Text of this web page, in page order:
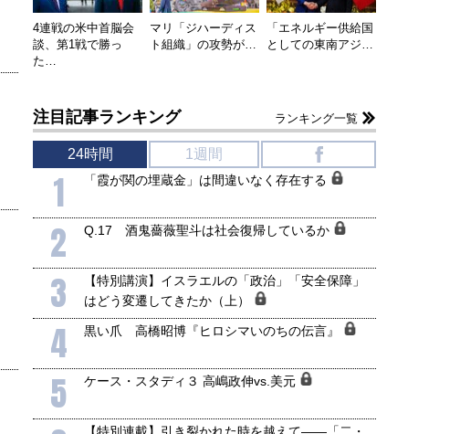
4連戦の米中首脳会
談、第1戦で勝っ
た…
マリ「ジハーディス
ト組織」の攻勢が…
「エネルギー供給国
としての東南アジ…
注目記事ランキング ランキング一覧
24時間 1週間
1 「霞が関の埋蔵金」は間違いなく存在する
2 Q.17 酒鬼薔薇聖斗は社会復帰しているか
3
【特別講演】イスラエルの「政治」「安全保障」
はどう変遷してきたか（上）
4 黒い爪 高橋昭博『ヒロシマいのちの伝言』
5 ケース・スタディ３ 高嶋政伸vs.美元
【特別連載】引き裂かれた時を越えて――「二・